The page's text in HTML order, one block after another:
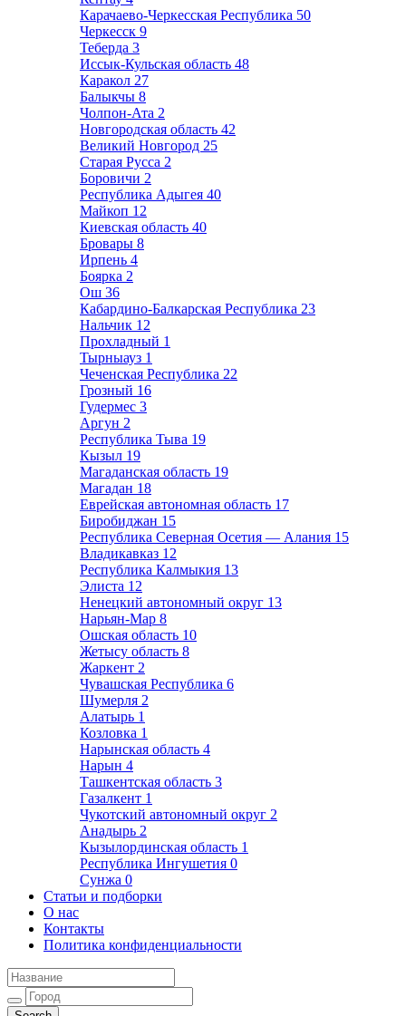
Карачаево-Черкесская Республика 50
Черкесск 9
Теберда 3
Иссык-Кульская область 48
Каракол 27
Балыкчы 8
Чолпон-Ата 2
Новгородская область 42
Великий Новгород 25
Старая Русса 2
Боровичи 2
Республика Адыгея 40
Майкоп 12
Киевская область 40
Бровары 8
Ирпень 4
Боярка 2
Ош 36
Кабардино-Балкарская Республика 23
Нальчик 12
Прохладный 1
Тырныауз 1
Чеченская Республика 22
Грозный 16
Гудермес 3
Аргун 2
Республика Тыва 19
Кызыл 19
Магаданская область 19
Магадан 18
Еврейская автономная область 17
Биробиджан 15
Республика Северная Осетия — Алания 15
Владикавказ 12
Республика Калмыкия 13
Элиста 12
Ненецкий автономный округ 13
Нарьян-Мар 8
Ошская область 10
Жетысу область 8
Жаркент 2
Чувашская Республика 6
Шумерля 2
Алатырь 1
Козловка 1
Нарынская область 4
Нарын 4
Ташкентская область 3
Газалкент 1
Чукотский автономный округ 2
Анадырь 2
Кызылординская область 1
Республика Ингушетия 0
Сунжа 0
Статьи и подборки
О нас
Контакты
Политика конфиденциальности